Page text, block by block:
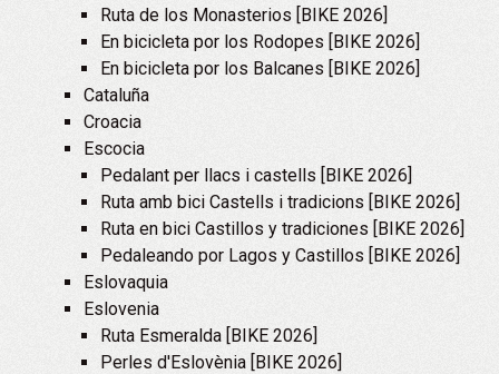
Ruta de los Monasterios [BIKE 2026]
En bicicleta por los Rodopes [BIKE 2026]
En bicicleta por los Balcanes [BIKE 2026]
Cataluña
Croacia
Escocia
Pedalant per llacs i castells [BIKE 2026]
Ruta amb bici Castells i tradicions [BIKE 2026]
Ruta en bici Castillos y tradiciones [BIKE 2026]
Pedaleando por Lagos y Castillos [BIKE 2026]
Eslovaquia
Eslovenia
Ruta Esmeralda [BIKE 2026]
Perles d'Eslovènia [BIKE 2026]